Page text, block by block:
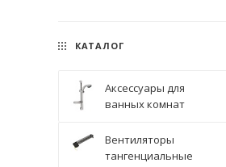
КАТАЛОГ
Аксессуары для
ванных комнат
Вентиляторы
тангенциальные